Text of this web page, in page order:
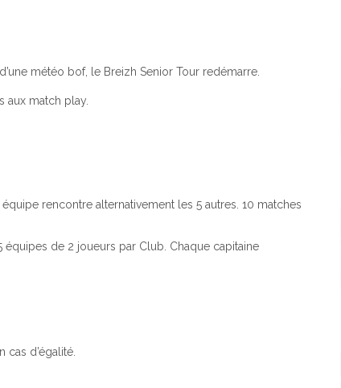
météo bof, le Breizh Senior Tour redémarre.
aux match play.
rencontre alternativement les 5 autres. 10 matches
équipes de 2 joueurs par Club. Chaque capitaine
d’égalité.